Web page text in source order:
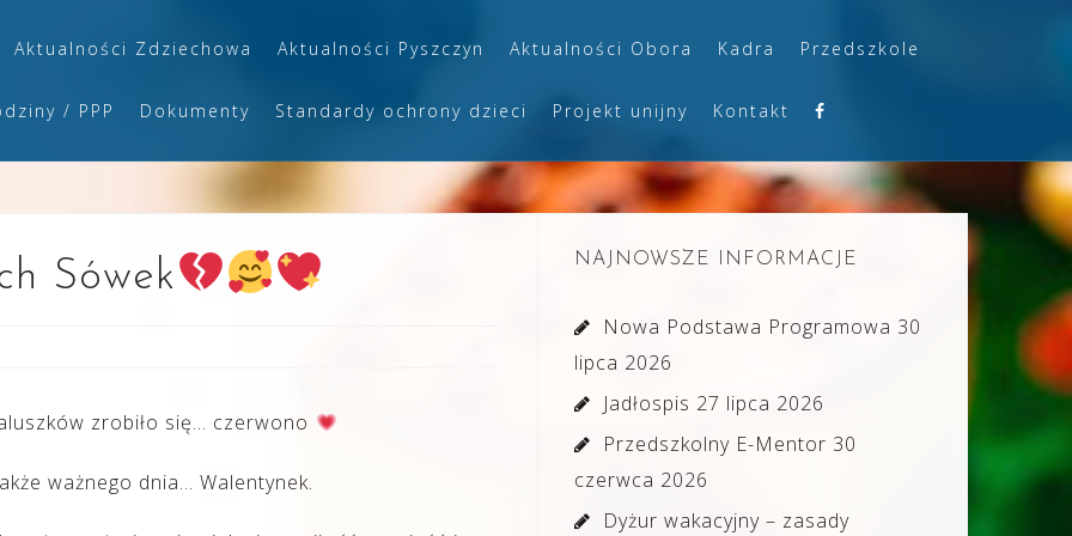
Aktualności Zdziechowa Aktualności Pyszczyn Aktualności Obora Kadra Przedszkole
/ PPP Dokumenty Standardy ochrony dzieci Projekt unijny Kontakt
Sówek
zrobiło się… czerwono
ważnego dnia… Walentynek.
NAJNOWSZE INFORMACJE
Nowa Podstawa Programowa 30
lipca 2026
Jadłospis 27 lipca 2026
Przedszkolny E-Mentor 30
czerwca 2026
Dyżur wakacyjny – zasady